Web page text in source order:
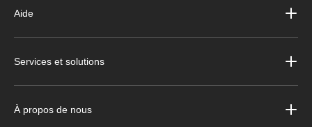
Aide
Services et solutions
À propos de nous